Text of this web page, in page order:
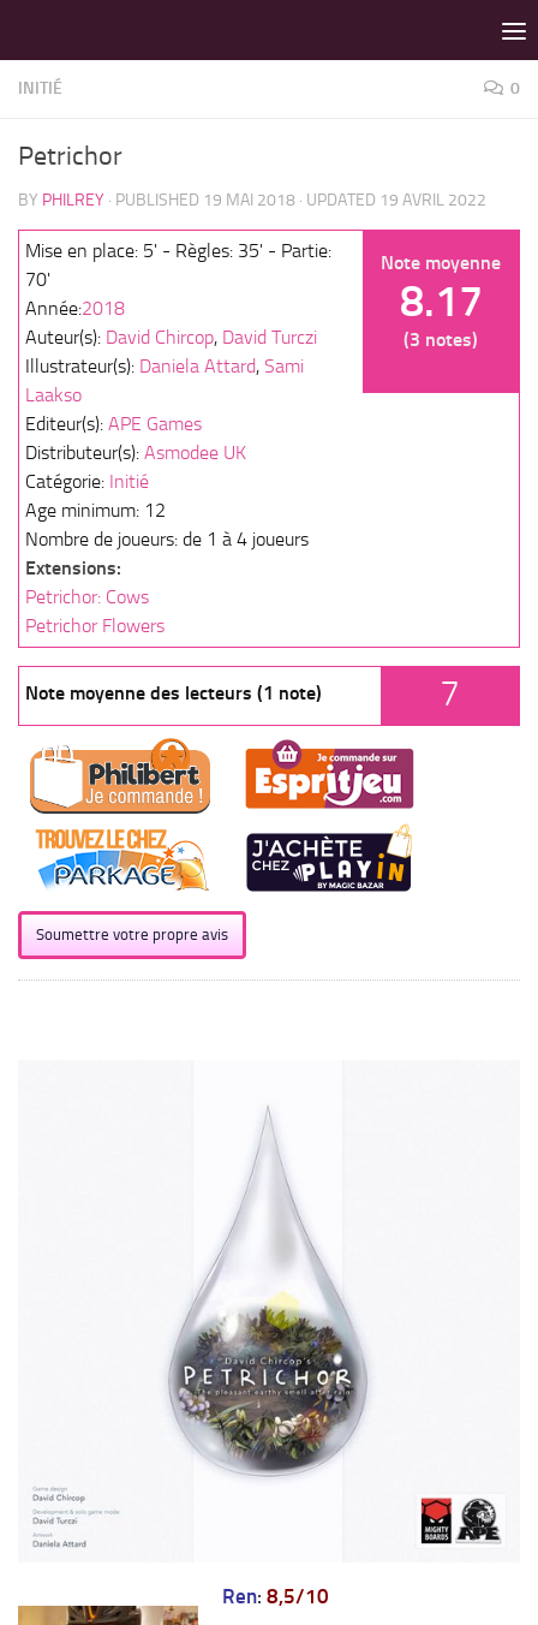
INITIÉ 0
Petrichor
BY PHILREY · PUBLISHED 19 MAI 2018 · UPDATED 19 AVRIL 2022
Note moyenne
8.17
(3 notes)
Mise en place: 5' - Règles: 35' - Partie:
70'
Année:2018
Auteur(s): David Chircop, David Turczi
Illustrateur(s): Daniela Attard, Sami
Laakso
Editeur(s): APE Games
Distributeur(s): Asmodee UK
Catégorie: Initié
Age minimum: 12
Nombre de joueurs: de 1 à 4 joueurs
Extensions:
Petrichor: Cows
Petrichor Flowers
Note moyenne des lecteurs (1 note) 7
Soumettre votre propre avis
Ren: 8,5/10